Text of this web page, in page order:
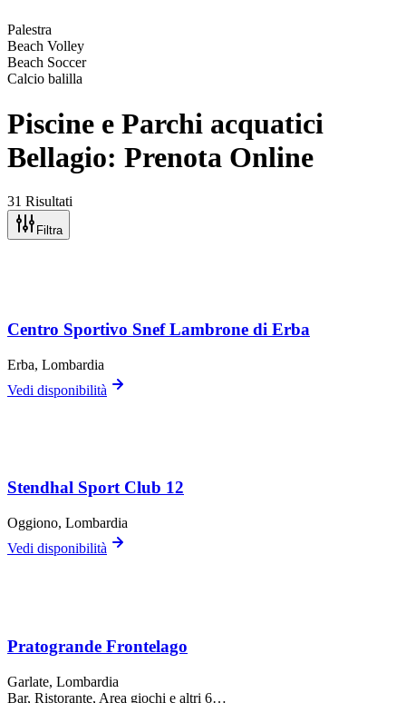
Palestra
Beach Volley
Beach Soccer
Calcio balilla
Piscine e Parchi acquatici
Bellagio: Prenota Online
31 Risultati
Filtra
Centro Sportivo Snef Lambrone di Erba
Erba, Lombardia
Vedi disponibilità
Stendhal Sport Club 12
Oggiono, Lombardia
Vedi disponibilità
Pratogrande Frontelago
Garlate, Lombardia
Bar, Ristorante, Area giochi e altri 6…